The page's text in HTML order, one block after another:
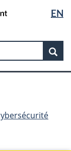
la
langue
EN
Government
Gouvernement
du